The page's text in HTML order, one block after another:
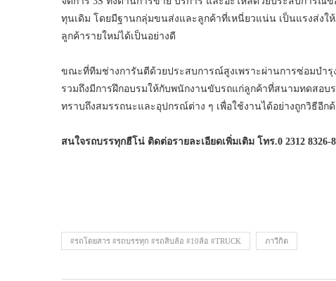
ทุนเดิม โดยมีฐานกลุ่มขนส่งและลูกค้าที่เหนี่ยวแน่น เป็นแรงส่งใ
ลูกค้ารายใหม่ได้เป็นอย่างดี
ขณะที่ทีมช่างการันตีด้วยประสบการณ์สูงเพราะผ่านการซ่อมบำ
รวมถึงมีการฝึกอบรมให้กับพนักงานขับรถแก่ลูกค้าที่สนามทดสอบ
ทราบถึงสมรรถนะและอุปกรณ์ต่าง ๆ เพื่อใช้งานได้อย่างถูกวิธีอีกด้
สนใจรถบรรทุกฮีโน่ ติดต่อรายละเอียดเพิ่มเติม โทร.0 2312 8326-
#รถโดยสาร #รถบรรทุก #รถสิบล้อ #10ล้อ #TRUCK ภาวีกิต